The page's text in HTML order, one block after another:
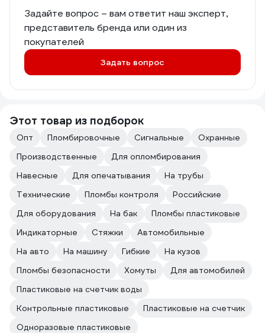
Задайте вопрос – вам ответит наш эксперт,
представитель бренда или один из
покупателей
Задать вопрос
Этот товар из подборок
Опт Пломбировочные Сигнальные
Охранные
Производственные
Для опломбирования
Навесные
Для опечатывания
На трубы
Технические
Пломбы контроля
Российские
Для оборудования
На бак
Пломбы пластиковые
Индикаторные
Стяжки
Автомобильные
На авто
На машину Гибкие
На кузов
Пломбы безопасности
Хомуты
Для автомобилей
Пластиковые на счетчик воды
Контрольные пластиковые
Пластиковые на счетчик
Одноразовые пластиковые